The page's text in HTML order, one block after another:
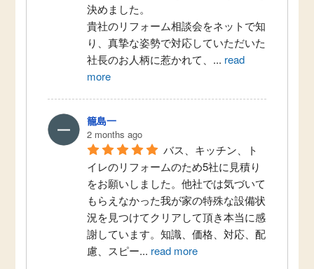
決めました。
貴社のリフォーム相談会をネットで知
り、真摯な姿勢で対応していただいた
社長のお人柄に惹かれて、 ... read
more
籠島一
2 months ago
バス、キッチン、ト
イレのリフォームのため5社に見積り
をお願いしました。他社では気づいて
もらえなかった我が家の特殊な設備状
況を見つけてクリアして頂き本当に感
謝しています。知識、価格、対応、配
慮、スピー... read more